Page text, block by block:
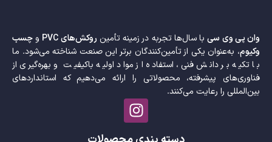
وان پی وی سیبا سال‌ها تجربه در زمینه تأمین روکش‌های PVC وچسب
وکیوم، به‌عنوان یکی از تأمین‌کنندگان برتر این صنعت شناخته می‌شود. ما
با تکیه بر دانش فنی، استفاده از مواد اولیه باکیفیت و بهره‌گیری از
فناوری‌های پیشرفته، محصولاتی را ارائه می‌دهیم که استانداردهای
بین‌المللی را رعایت می‌کنند.